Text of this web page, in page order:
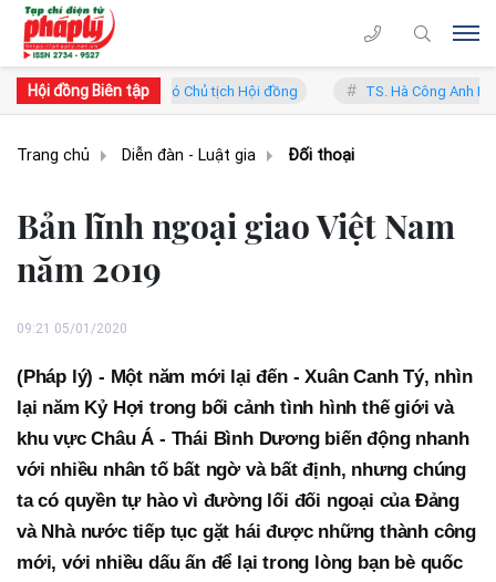
Hội đồng Biên tập
Lý - Phó Chủ tịch Hội đồng TS. Hà Công Anh Bảo - Phó Chủ
Trang chủ Diễn đàn - Luật gia Đối thoại
Bản lĩnh ngoại giao Việt Nam
năm 2019
09:21 05/01/2020
(Pháp lý) - Một năm mới lại đến - Xuân Canh Tý, nhìn
lại năm Kỷ Hợi trong bối cảnh tình hình thế giới và
khu vực Châu Á - Thái Bình Dương biến động nhanh
với nhiều nhân tố bất ngờ và bất định, nhưng chúng
ta có quyền tự hào vì đường lối đối ngoại của Đảng
và Nhà nước tiếp tục gặt hái được những thành công
mới, với nhiều dấu ấn để lại trong lòng bạn bè quốc